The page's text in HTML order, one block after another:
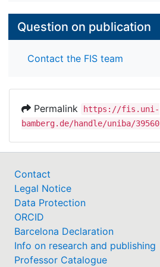
Question on publication
Contact the FIS team
Permalink
https://fis.uni-
bamberg.de/handle/uniba/39560
Contact
Legal Notice
Data Protection
ORCID
Barcelona Declaration
Info on research and publishing
Professor Catalogue